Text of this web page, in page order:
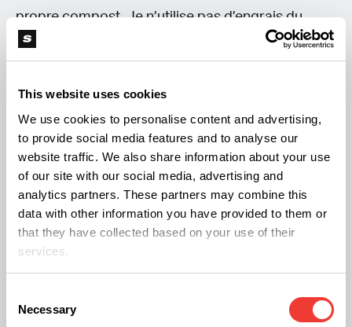
This website uses cookies
We use cookies to personalise content and advertising,
to provide social media features and to analyse our
website traffic. We also share information about your use
of our site with our social media, advertising and
analytics partners. These partners may combine this
data with other information you have provided to them or
that they have collected based on your use of their
services.
Selection
Necessary
propre compost. Je n’utilise pas d’engrais du
commerce. En pleine terre, je cultive en sol vivant.
organique. Sur certaines plantes, je n’ai mis aucun
engrais ni produit. Sinon, j’utilise du purin de
consoude. Je pratique les techniques de
permaculture comme le bokashi. J’ai la chance de
n’avoir aucun prédateur, ni maladie. Quand le
climat permet de cultiver en outdoor, je ne
comprend pas que l’on puisse cultiver en indoor
Il y a beaucoup d’énergie dépensée et ce n’est pas
très écologique.